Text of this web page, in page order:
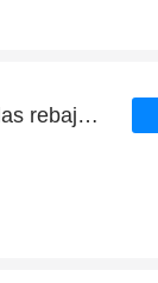
Consigue hasta un 40% de descuento en las rebajas de fin de temporada | que terminan pronto